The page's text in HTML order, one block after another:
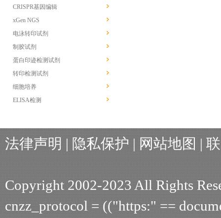
CRISPR基因编辑
xGen NGS
电泳转印试剂
制胶试剂
蛋白印迹检测试剂
转印检测试剂
细胞培养
ELISA检测
法律声明 | 隐私保护 | 网站地图 |
Copyright 2002-2023 All Rights
cnzz_protocol = (("https:" ==